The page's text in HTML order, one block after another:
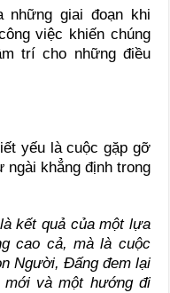
những giai đoạn khi
việc khiến chúng
trí cho những điều
yếu là cuộc gặp gỡ
khẳng định trong
kết quả của một lựa
cao cả, mà là cuộc
Người, Đấng đem lại
và một hướng đi